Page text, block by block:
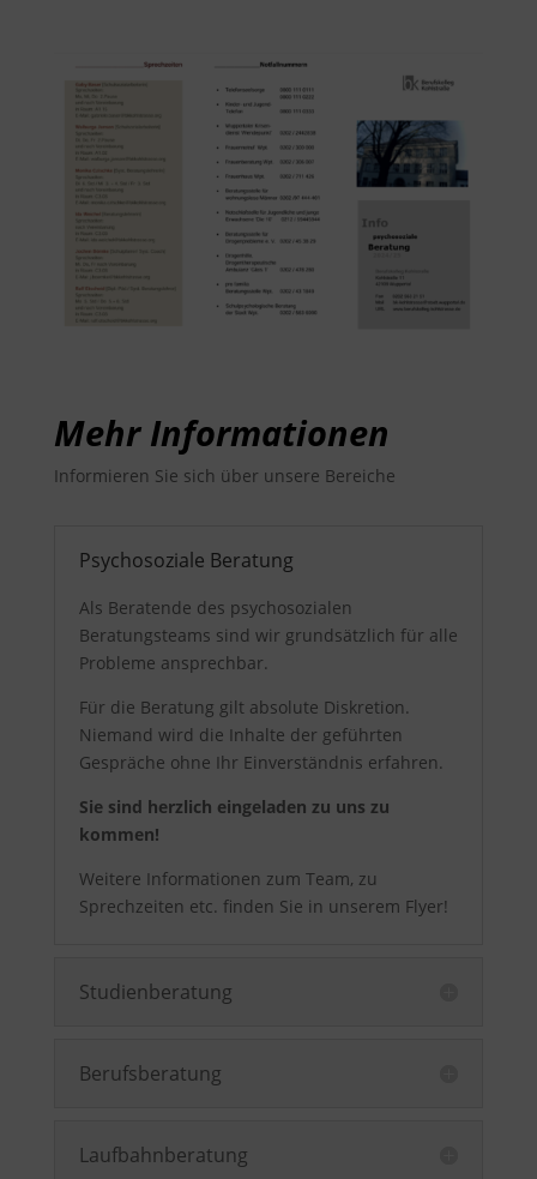
Mehr Informationen
Informieren Sie sich über unsere Bereiche
Psychosoziale Beratung
Als Beratende des psychosozialen
Beratungsteams sind wir grundsätzlich für alle
Probleme ansprechbar.
Für die Beratung gilt absolute Diskretion.
Niemand wird die Inhalte der geführten
Gespräche ohne Ihr Einverständnis erfahren.
Sie sind herzlich eingeladen zu uns zu
kommen!
Weitere Informationen zum Team, zu
Sprechzeiten etc. finden Sie in unserem Flyer!
Studienberatung
Berufsberatung
Laufbahnberatung